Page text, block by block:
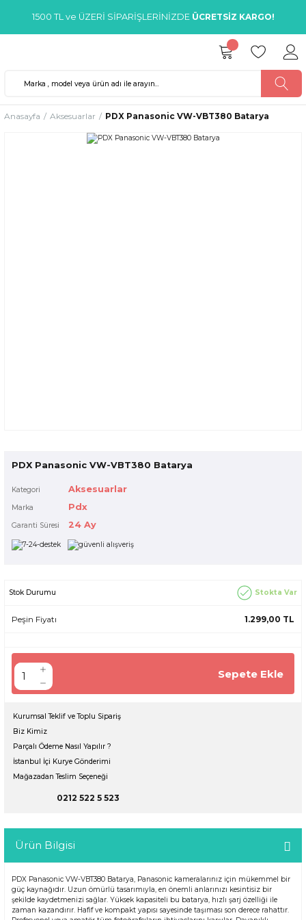
1500 TL ve ÜZERİ SİPARİŞLERİNİZDE ÜCRETSİZ KARGO!
Anasayfa Aksesuarlar PDX Panasonic VW-VBT380 Batarya
PDX Panasonic VW-VBT380 Batarya
Kategori Aksesuarlar
Marka Pdx
Garanti Süresi 24 Ay
Stok Durumu Stokta Var
Peşin Fiyatı 1.299,00 TL
Sepete Ekle
Kurumsal Teklif ve Toplu Sipariş
Biz Kimiz
Parçalı Ödeme Nasıl Yapılır ?
İstanbul İçi Kurye Gönderimi
Mağazadan Teslim Seçeneği
0212 522 5 523
Ürün Bilgisi
PDX Panasonic VW-VBT380 Batarya, Panasonic kameralarınız için mükemmel bir
güç kaynağıdır. Uzun ömürlü tasarımıyla, en önemli anlarınızı kesintisiz bir
şekilde kaydetmenizi sağlar. Yüksek kapasiteli bu batarya, hızlı şarj özelliği ile
zaman kazandırır. Hafif ve kompakt yapısı sayesinde taşıması son derece rahattır.